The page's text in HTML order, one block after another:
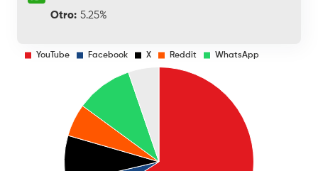
Otro: 5.25%